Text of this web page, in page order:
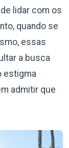
lidar com os
quando se
essas
a busca
estigma
admitir que